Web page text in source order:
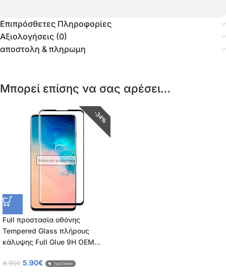
Επιπρόσθετες Πληροφορίες
Αξιολογήσεις (0)
αποστολη & πληρωμη
Μπορεί επίσης να σας αρέσει…
Ενδεικτική φωτογραφία
34%
Full προστασία οθόνης
Tempered Glass πλήρους
κάλυψης Full Glue 9H OEM
A31
8.90€ 5.90€ Τιμή Online